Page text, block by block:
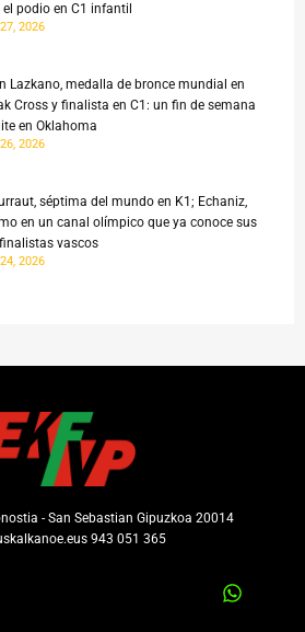
el podio en C1 infantil
2026
Lazkano, medalla de bronce mundial en
Cross y finalista en C1: un fin de semana
en Oklahoma
2026
séptima del mundo en K1; Echaniz,
en un canal olímpico que ya conoce sus
vascos
2026
- San Sebastian Gipuzkoa 20014
943 051 365